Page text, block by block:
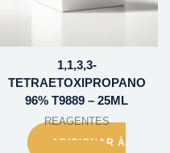
1,1,3,3-
TETRAETOXIPROPANO
96% T9889 – 25ML
REAGENTES
ADICIONAR À